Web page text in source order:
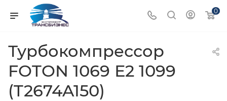
0
Турбокомпрессор
FOTON 1069 Е2 1099
(T2674A150)